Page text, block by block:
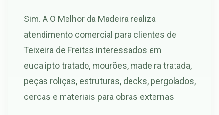
Sim. A O Melhor da Madeira realiza
atendimento comercial para clientes de
Teixeira de Freitas interessados em
eucalipto tratado, mourões, madeira tratada,
peças roliças, estruturas, decks, pergolados,
cercas e materiais para obras externas.